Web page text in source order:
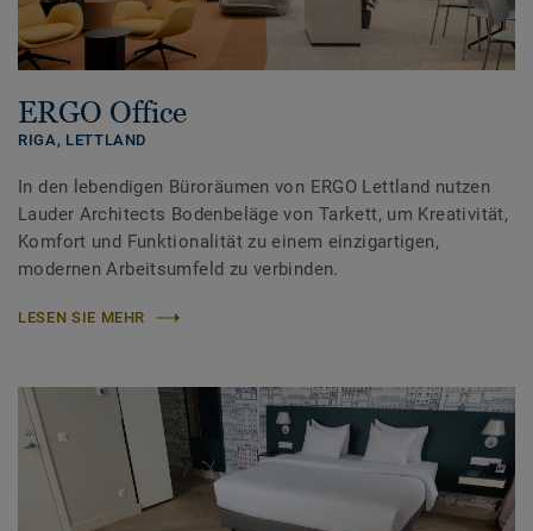
ERGO Office
RIGA, LETTLAND
In den lebendigen Büroräumen von ERGO Lettland nutzen
Lauder Architects Bodenbeläge von Tarkett, um Kreativität,
Komfort und Funktionalität zu einem einzigartigen,
modernen Arbeitsumfeld zu verbinden.
LESEN SIE MEHR